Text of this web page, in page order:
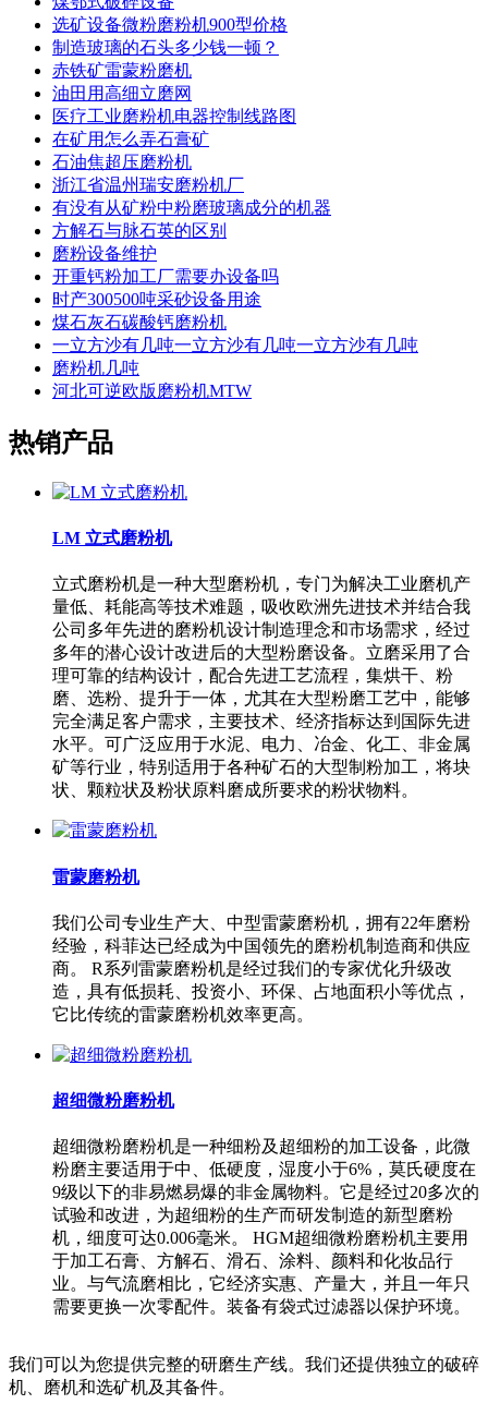
选矿设备微粉磨粉机900型价格
制造玻璃的石头多少钱一顿？
赤铁矿雷蒙粉磨机
油田用高细立磨网
医疗工业磨粉机电器控制线路图
在矿用怎么弄石膏矿
石油焦超压磨粉机
浙江省温州瑞安磨粉机厂
有没有从矿粉中粉磨玻璃成分的机器
方解石与脉石英的区别
磨粉设备维护
开重钙粉加工厂需要办设备吗
时产300500吨采砂设备用途
煤石灰石碳酸钙磨粉机
一立方沙有几吨一立方沙有几吨一立方沙有几吨
磨粉机几吨
河北可逆欧版磨粉机MTW
热销产品
LM 立式磨粉机
立式磨粉机是一种大型磨粉机，专门为解决工业磨机产
量低、耗能高等技术难题，吸收欧洲先进技术并结合我
公司多年先进的磨粉机设计制造理念和市场需求，经过
多年的潜心设计改进后的大型粉磨设备。立磨采用了合
理可靠的结构设计，配合先进工艺流程，集烘干、粉
磨、选粉、提升于一体，尤其在大型粉磨工艺中，能够
完全满足客户需求，主要技术、经济指标达到国际先进
水平。可广泛应用于水泥、电力、冶金、化工、非金属
矿等行业，特别适用于各种矿石的大型制粉加工，将块
状、颗粒状及粉状原料磨成所要求的粉状物料。
雷蒙磨粉机
我们公司专业生产大、中型雷蒙磨粉机，拥有22年磨粉
经验，科菲达已经成为中国领先的磨粉机制造商和供应
商。 R系列雷蒙磨粉机是经过我们的专家优化升级改
造，具有低损耗、投资小、环保、占地面积小等优点，
它比传统的雷蒙磨粉机效率更高。
超细微粉磨粉机
超细微粉磨粉机是一种细粉及超细粉的加工设备，此微
粉磨主要适用于中、低硬度，湿度小于6%，莫氏硬度在
9级以下的非易燃易爆的非金属物料。它是经过20多次的
试验和改进，为超细粉的生产而研发制造的新型磨粉
机，细度可达0.006毫米。 HGM超细微粉磨粉机主要用
于加工石膏、方解石、滑石、涂料、颜料和化妆品行
业。与气流磨相比，它经济实惠、产量大，并且一年只
需要更换一次零配件。装备有袋式过滤器以保护环境。
我们可以为您提供完整的研磨生产线。我们还提供独立的破碎
机、磨机和选矿机及其备件。